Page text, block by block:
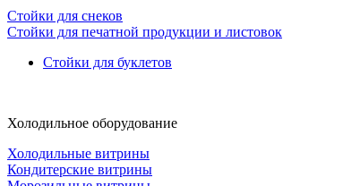
Стойки для снеков
Стойки для печатной продукции и листовок
Стойки для буклетов
Холодильное оборудование
Холодильные витрины
Кондитерские витрины